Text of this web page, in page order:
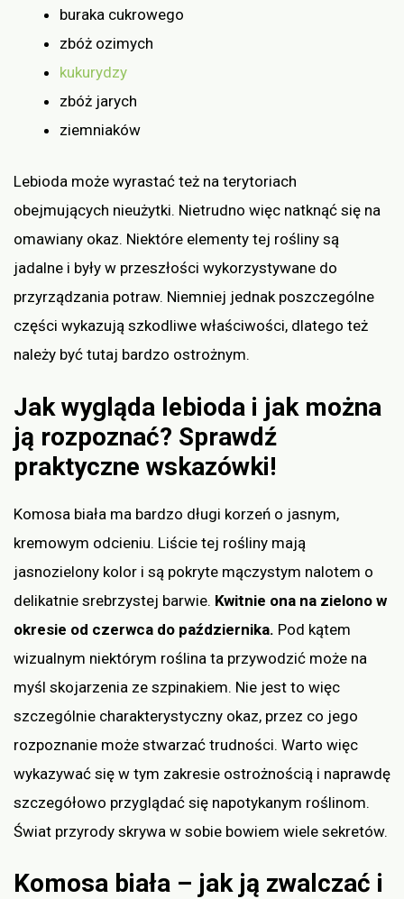
buraka cukrowego
zbóż ozimych
kukurydzy
zbóż jarych
ziemniaków
Lebioda może wyrastać też na terytoriach
obejmujących nieużytki. Nietrudno więc natknąć się na
omawiany okaz. Niektóre elementy tej rośliny są
jadalne i były w przeszłości wykorzystywane do
przyrządzania potraw. Niemniej jednak poszczególne
części wykazują szkodliwe właściwości, dlatego też
należy być tutaj bardzo ostrożnym.
Jak wygląda lebioda i jak można
ją rozpoznać? Sprawdź
praktyczne wskazówki!
Komosa biała ma bardzo długi korzeń o jasnym,
kremowym odcieniu. Liście tej rośliny mają
jasnozielony kolor i są pokryte mączystym nalotem o
delikatnie srebrzystej barwie. Kwitnie ona na zielono w
okresie od czerwca do października. Pod kątem
wizualnym niektórym roślina ta przywodzić może na
myśl skojarzenia ze szpinakiem. Nie jest to więc
szczególnie charakterystyczny okaz, przez co jego
rozpoznanie może stwarzać trudności. Warto więc
wykazywać się w tym zakresie ostrożnością i naprawdę
szczegółowo przyglądać się napotykanym roślinom.
Świat przyrody skrywa w sobie bowiem wiele sekretów.
Komosa biała – jak ją zwalczać i